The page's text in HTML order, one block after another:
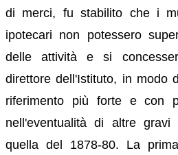
di merci, fu stabilito che i
ipotecari non potessero
delle attività e si
direttore dell'Istituto, in modo
riferimento più forte e con
nell'eventualità di altre gravi
quella del 1878-80. La